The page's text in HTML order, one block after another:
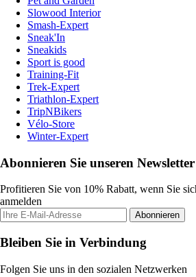
Slowood Interior
Smash-Expert
Sneak'In
Sneakids
Sport is good
Training-Fit
Trek-Expert
Triathlon-Expert
TripNBikers
Vélo-Store
Winter-Expert
Abonnieren Sie unseren Newsletter
Profitieren Sie von 10% Rabatt, wenn Sie
anmelden
Abonnieren
Bleiben Sie in Verbindung
Folgen Sie uns in den sozialen Netzwerken